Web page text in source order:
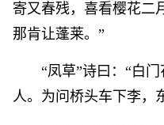
寄又春残，喜看樱花二
那肯让蓬莱。”
“凤草”诗曰：“白
人。为问桥头车下李，